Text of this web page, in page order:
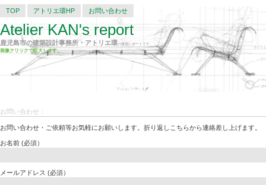
TOP アトリエ環HP お問い合わせ
Atelier KAN's report
鹿児島市の建築設計事務所・アトリエ環の建築レポートです。
画像クリックで拡大します。
お問い合わせ：
お問い合わせ・ご依頼等お気軽にお願いします。折り返しこちらから連絡差し上げます。
お名前 (必須）
メールアドレス (必須）